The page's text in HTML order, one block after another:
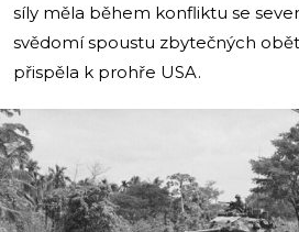
síly měla během konfliktu se
svědomí spoustu zbytečných
přispěla k prohře USA.